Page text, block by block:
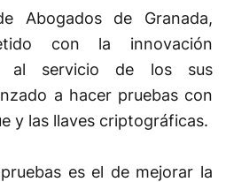
Abogados de Granada,
con la innovación
al servicio de los sus
a hacer pruebas con
y las llaves criptográficas.
es el de mejorar la